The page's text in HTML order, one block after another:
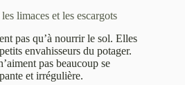
limaces et les escargots
pas qu’à nourrir le sol. Elles
envahisseurs du potager.
pas beaucoup se
et irrégulière.